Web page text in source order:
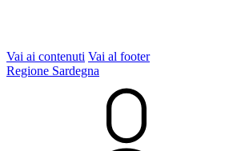
Vai ai contenuti Vai al footer
Regione Sardegna